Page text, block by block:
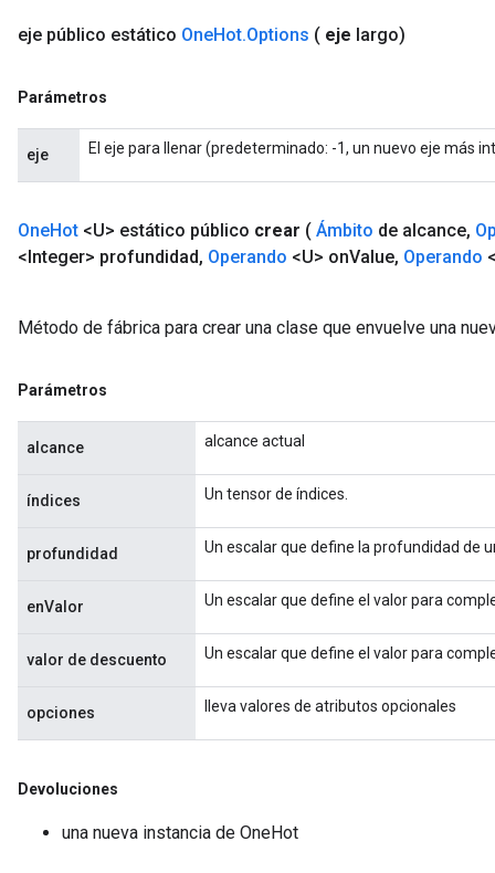
eje público estático OneHot.Options ( eje largo)
Parámetros
eje El eje para llenar (predeterminado: -1, un nuevo eje más
OneHot <U> estático público crear ( Ámbito de alcance,
<Integer> profundidad, Operando <U> onValue, Operando
Método de fábrica para crear una clase que envuelve una
Parámetros
alcance alcance actual
índices Un tensor de índices.
profundidad Un escalar que define la profundidad de
enValor Un escalar que define el valor para
valor de descuento Un escalar que define el valor para
opciones lleva valores de atributos opcionales
Devoluciones
una nueva instancia de OneHot